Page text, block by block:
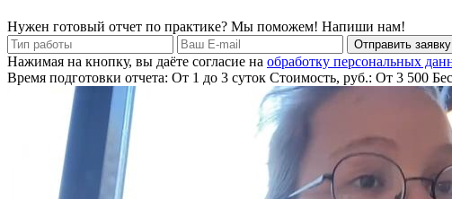
Нужен готовый отчет по практике? Мы поможем! Напиши нам!
Отправить заявку
Нажимая на кнопку, вы даёте согласие на обработку персональных
Время подготовки отчета: От 1 до 3 суток Стоимость, руб.: От 3 500